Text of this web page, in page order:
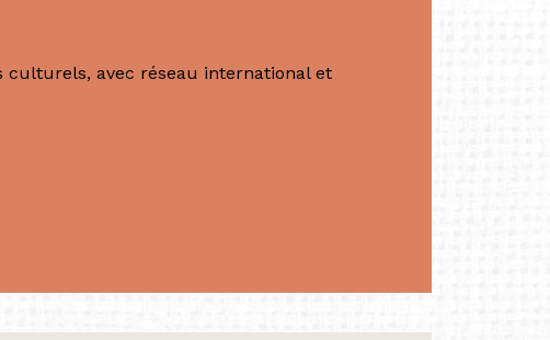
culturels, avec réseau international et